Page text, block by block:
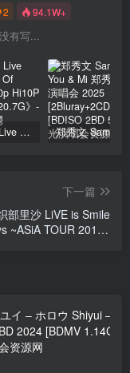
2 94.1W+
有写...
TrySail Second Live Tour “The Travels Of Trysail” 2018 1080p Hi10P flac《BDrip MKV 20.7G》
下一篇
部里沙 LiVE is Smile
~ASiA TOUR 2018~